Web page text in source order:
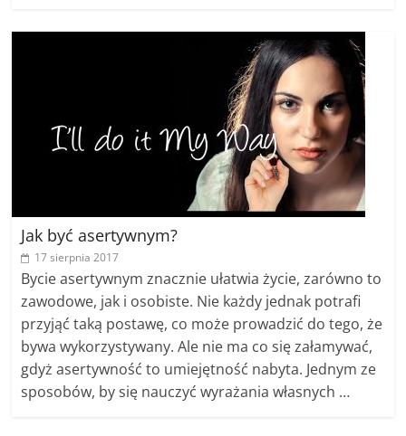
Jak być asertywnym?
17 sierpnia 2017
Bycie asertywnym znacznie ułatwia życie, zarówno to
zawodowe, jak i osobiste. Nie każdy jednak potrafi
przyjąć taką postawę, co może prowadzić do tego, że
bywa wykorzystywany. Ale nie ma co się załamywać,
gdyż asertywność to umiejętność nabyta. Jednym ze
sposobów, by się nauczyć wyrażania własnych …